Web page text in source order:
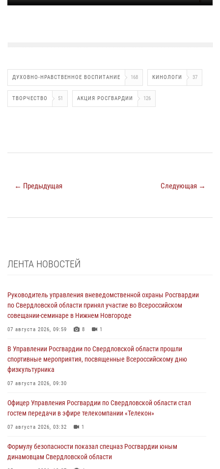
ДУХОВНО-НРАВСТВЕННОЕ ВОСПИТАНИЕ 168 КИНОЛОГИ 37
ТВОРЧЕСТВО 51 АКЦИЯ РОСГВАРДИИ 126
← Предыдущая Следующая →
ЛЕНТА НОВОСТЕЙ
Руководитель управления вневедомственной охраны Росгвардии
по Свердловской области принял участие во Всероссийском
совещании-семинаре в Нижнем Новгороде
07 августа 2026, 09:59 8 1
В Управлении Росгвардии по Свердловской области прошли
спортивные мероприятия, посвященные Всероссийскому дню
физкультурника
07 августа 2026, 09:30
Офицер Управления Росгвардии по Свердловской области стал
гостем передачи в эфире телекомпании «Телекон»
07 августа 2026, 03:32 1
Формулу безопасности показал спецназ Росгвардии юным
динамовцам Свердловской области